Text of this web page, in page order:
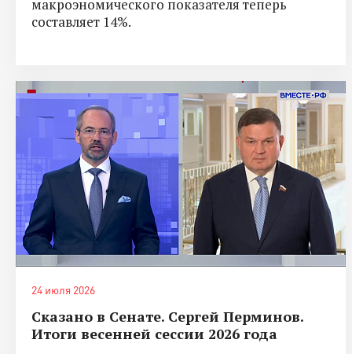
макроэномического показателя теперь
составляет 14%.
24 июля 2026
Сказано в Сенате. Сергей Перминов.
Итоги весенней сессии 2026 года